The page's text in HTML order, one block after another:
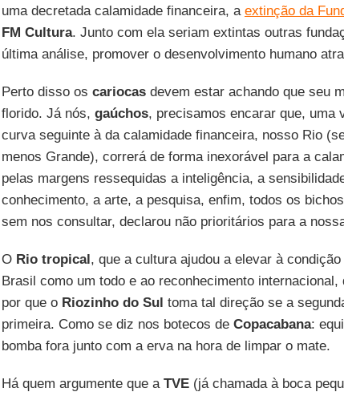
uma decretada calamidade financeira, a extinção da
FM Cultura. Junto com ela seriam extintas outras
última análise, promover o desenvolvimento humano
Perto disso os cariocasdevem estar achando que seu
florido. Já nós, gaúchos, precisamos encarar que, uma
curva seguinte à da calamidade financeira, nosso Rio
menos Grande), correrá de forma inexorável para a
pelas margens ressequidas a inteligência, a
conhecimento, a arte, a pesquisa, enfim, todos os
sem nos consultar, declarou não prioritários para a
O Rio tropical, que a cultura ajudou a elevar à
Brasil como um todo e ao reconhecimento
por que o Riozinho do Sul toma tal direção se a
primeira. Como se diz nos botecos de Copacabana:
bomba fora junto com a erva na hora de limpar o mate.
Há quem argumente que a TVE(já chamada à boca